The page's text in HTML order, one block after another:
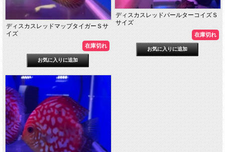
ディスカスレッドマップタイガーＳサ
イズ
在庫切れ
ディスカスレッドパールターコイズＳ
サイズ
在庫切れ